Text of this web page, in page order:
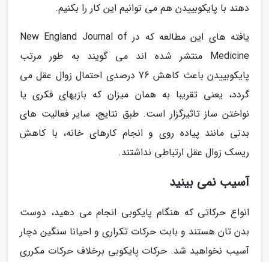
دهند با پایکوبییدن هم می توانیم این کار را بکنیم.
یافته های این مطالعه که در New England Journal of
Medicine منتشر شده اند می گویند به طور مرتب
پایکوبییدن باعث کاهش 76 درصدی احتمال زوال عقل می
گردد، یعنی تقریبا به همان میزان که بازیهای فکری یا
نواختن ساز تاثیرگزار است. طبق نتایج، سایر فعالیت های
بدنی مانند پیاده روی و انجام کارهای خانه، با کاهش
ریسک زوال عقل ارتباطی نداشتند.
آسیب نمی بینید
انواع حرکاتی که هنگام پایکوبی انجام می دهید، دوست
بدن تان هستند و بابت حرکات تکراری و احیانا سنگین دچار
آسیب نخواهید شد. حرکات پایکوبی برخلاف حرکات مکرری